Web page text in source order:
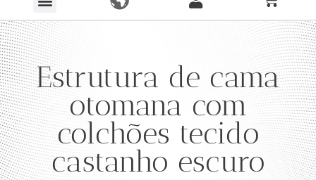
Estrutura de cama
otomana com
colchões tecido
castanho escuro